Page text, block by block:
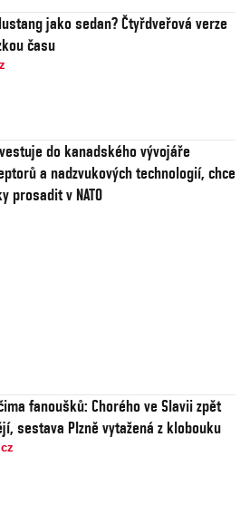
jako sedan? Čtyřdveřová verze
času
do kanadského vývojáře
a nadzvukových technologií, chce
prosadit v NATO
fanoušků: Chorého ve Slavii zpět
sestava Plzně vytažená z klobouku